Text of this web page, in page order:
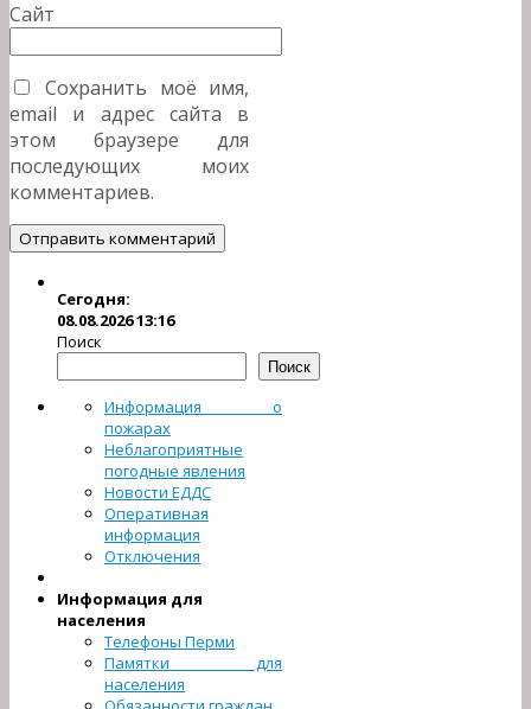
Сайт
Сохранить моё имя,
email и адрес сайта в
этом браузере для
последующих моих
комментариев.
Сегодня:
08.08.2026 13:16
Поиск
Поиск
Информация о
пожарах
Неблагоприятные
погодные явления
Новости ЕДДС
Оперативная
информация
Отключения
Информация для
населения
Телефоны Перми
Памятки для
населения